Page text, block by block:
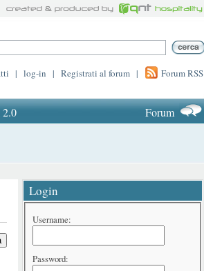
| log-in | Registrati al forum | Forum RSS
2.0 Forum
Login
Username:
Password: